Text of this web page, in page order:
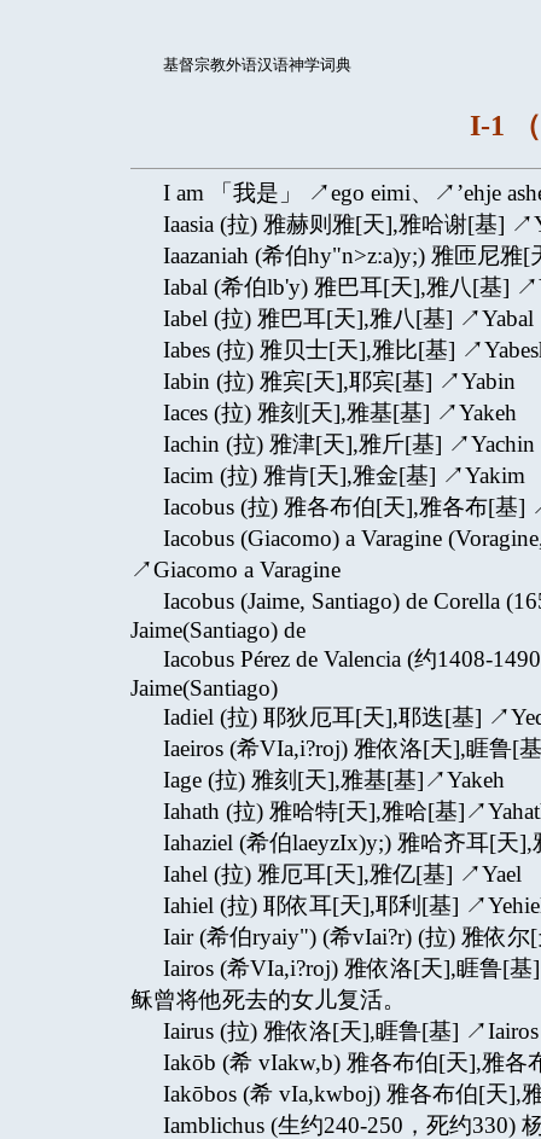
基督宗教外语汉语神学词典
I-1
I am 「我是」 ↗ego eimi、↗’ehje
Iaasia (拉) 雅赫则雅[天],雅哈谢[基]
Iaazaniah (希伯hy"n>z:a)y;) 雅匝尼
Iabal (希伯lb'y) 雅巴耳[天],雅八[基]
Iabel (拉) 雅巴耳[天],雅八[基] ↗Yabal
Iabes (拉) 雅贝士[天],雅比[基]
Iabin (拉) 雅宾[天],耶宾[基] ↗Yabin
Iaces (拉) 雅刻[天],雅基[基] ↗Yakeh
Iachin (拉) 雅津[天],雅斤[基] ↗Yachin
Iacim (拉) 雅肯[天],雅金[基] ↗Yakim
Iacobus (拉) 雅各布伯[天],雅各布[基]
Iacobus (Giacomo) a Varagine
↗Giacomo a Varagine
Iacobus (Jaime, Santiago) de Corella
Jaime(Santiago) de
Iacobus Pérez de Valencia (约1408-
Jaime(Santiago)
Iadiel (拉) 耶狄厄耳[天],耶迭[基]
Iaeiros (希VIa,i?roj) 雅依洛[天],睚鲁[
Iage (拉) 雅刻[天],雅基[基]↗Yakeh
Iahath (拉) 雅哈特[天],雅哈[基
Iahaziel (希伯laeyzIx)y;) 雅哈齐耳[天
Iahel (拉) 雅厄耳[天],雅亿[基] ↗Yael
Iahiel (拉) 耶依耳[天],耶利[基]
Iair (希伯ryaiy") (希vIai?r) (拉) 雅依
Iairos (希VIa,i?roj) 雅依洛[天],睚鲁[
稣曾将他死去的女儿复活。
Iairus (拉) 雅依洛[天],睚鲁[基] ↗Iairos
Iakōb (希 vIakw,b) 雅各布伯[天],雅
Iakōbos (希 vIa,kwboj) 雅各布伯[天],
Iamblichus (生约240-250，死约330)